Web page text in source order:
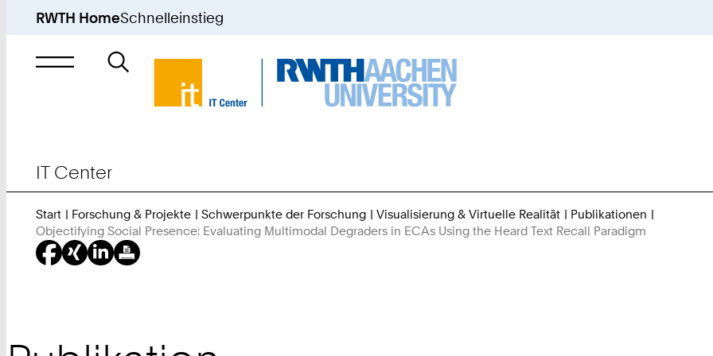
RWTH HomeSchnelleinstieg
Suche
nach
IT Center
Start Forschung & Projekte Schwerpunkte der Forschung Visualisierung & Virtuelle Realität
Publikationen
Objectifying Social Presence: Evaluating Multimodal Degraders in ECAs Using the Heard Text Recall Paradigm